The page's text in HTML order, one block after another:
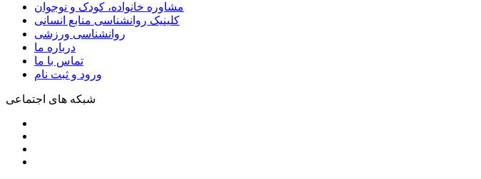
مشاوره خانواده، کودک و نوجوان
کلینیک روانشناسی منابع انسانی
روانشناسی ورزشی
درباره ما
تماس با ما
ورود و ثبت نام
شبکه های اجتماعی